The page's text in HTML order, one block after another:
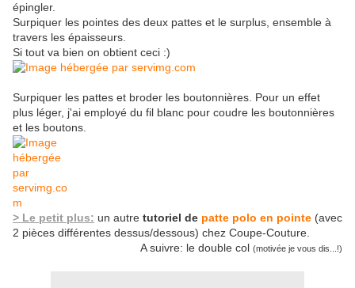
épingler.
Surpiquer les pointes des deux pattes et le surplus, ensemble à
travers les épaisseurs.
Si tout va bien on obtient ceci :)
Surpiquer les pattes et broder les boutonnières. Pour un effet
plus léger, j'ai employé du fil blanc pour coudre les boutonnières
et les boutons.
> Le petit plus: un autre tutoriel de patte polo en pointe (avec
2 pièces différentes dessus/dessous) chez Coupe-Couture.
A suivre: le double col (motivée je vous dis...!)